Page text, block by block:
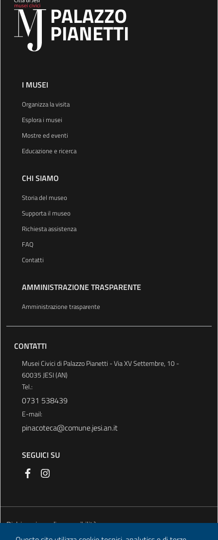
PALAZZO
PIANETTI
I MUSEI
Organizza la visita
Esplora i musei
Mostre ed eventi
Educazione e ricerca
CHI SIAMO
Storia del museo
Supporta il museo
Richiesta assistenza
FAQ
Contatti
AMMINISTRAZIONE TRASPARENTE
Amministrazione trasparente
CONTATTI
Musei Civici di Palazzo Pianetti - Via XV Settembre, 10 -
60035 JESI (AN)
Tel.:
0731 538439
E-mail:
pinacoteca@comune.jesi.an.it
SEGUICI SU
Dichiarazione di accessibilità